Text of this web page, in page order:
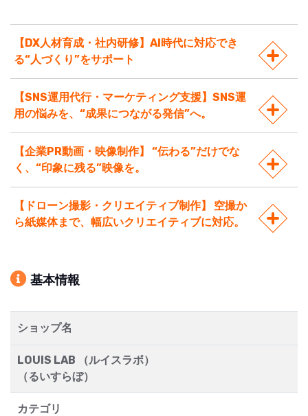
【DX人材育成・社内研修】AI時代に対応でき
る“人づくり”をサポート
【SNS運用代行・マーケティング支援】SNS運
用の悩みを、“成果につながる発信”へ。
【企業PR動画・映像制作】 “伝わる”だけでな
く、“印象に残る”映像を。
【ドローン撮影・クリエイティブ制作】 空撮か
ら紙媒体まで、幅広いクリエイティブに対応。
基本情報
ショップ名
LOUIS LAB （ルイスラボ）
（るいすらぼ）
カテゴリ